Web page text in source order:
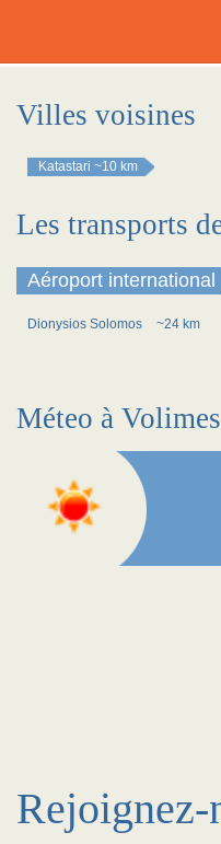
Villes voisines
Katastari ~10 km
Les transports
Aéroport international
Dionysios Solomos ~24 km
Méteo à Volimes
Rejoignez-